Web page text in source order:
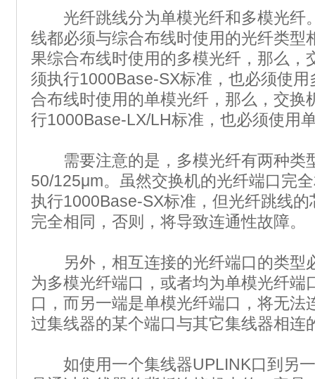
光纤跳线分为单模光纤和多模光纤
线都必须与综合布线时使用的光纤类型
果综合布线时使用的多模光纤，那么，
须执行1000Base-SX标准，也必须使
合布线时使用的单模光纤，那么，交换
行1000Base-LX/LH标准，也必须使用
需要注意的是，多模光纤有两种类
50/125μm。虽然交换机的光纤端口完
执行1000Base-SX标准，但光纤跳线
完全相同，否则，将导致连通性故障。
另外，相互连接的光纤端口的类型
为多模光纤端口，或者均为单模光纤端
口，而另一端是单模光纤端口，将无法
过集线器的某个端口与其它集线器相连
如使用一个集线器UPLINK口到另一